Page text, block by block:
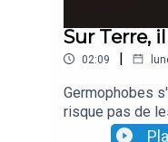
Sur Terre,
02:09 |
Germophobes
risque pas de
chaque jour,